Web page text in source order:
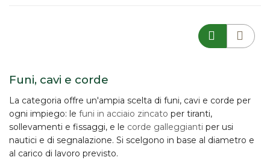
Funi, cavi e corde
La categoria offre un'ampia scelta di funi, cavi e corde per
ogni impiego: le funi in acciaio zincato per tiranti,
sollevamenti e fissaggi, e le corde galleggianti per usi
nautici e di segnalazione. Si scelgono in base al diametro e
al carico di lavoro previsto.